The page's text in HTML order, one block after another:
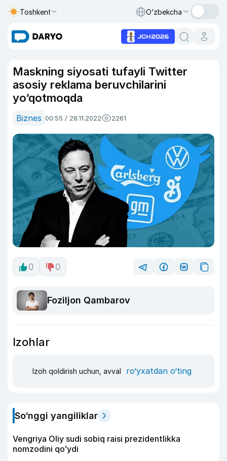
Toshkent O‘zbekcha
Maskning siyosati tufayli Twitter
asosiy reklama beruvchilarini
yo‘qotmoqda
Biznes 00:55 / 28.11.2022 2261
0 0
Foziljon Qambarov
Izohlar
Izoh qoldirish uchun, avval ro‘yxatdan o‘ting
So‘nggi yangiliklar
Vengriya Oliy sudi sobiq raisi prezidentlikka
nomzodini qoʻydi